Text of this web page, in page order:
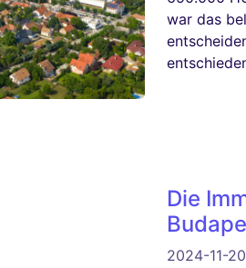
war das
Die
2024-11-20